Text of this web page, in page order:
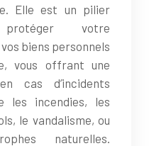
Elle est un pilier
votre
biens personnels
vous offrant une
cas d’incidents
les incendies, les
le vandalisme, ou
naturelles.